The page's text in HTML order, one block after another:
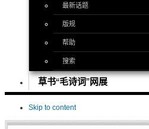
最新话题
版规
帮助
搜索
草书“毛诗词”网展
Skip to content